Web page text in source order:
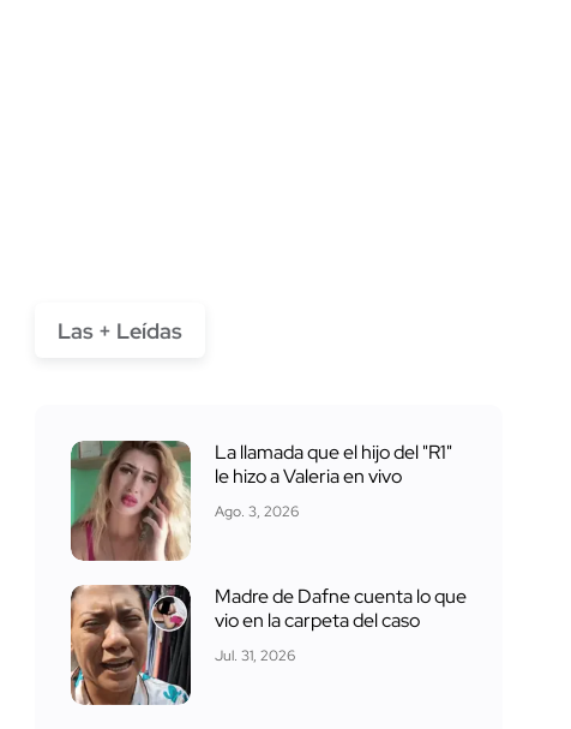
Las + Leídas
La llamada que el hijo del "R1"
le hizo a Valeria en vivo
Ago. 3, 2026
Madre de Dafne cuenta lo que
vio en la carpeta del caso
Jul. 31, 2026